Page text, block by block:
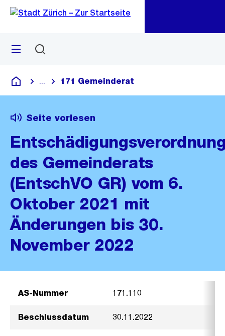
Navigation
Sprunglink
Menü
Deutsch
Blende alle Breadcrumbs ein
171 Gemeinderat
Seite vorlesen
des Gemeinderats
(EntschVO GR) vom 6.
Oktober 2021 mit
Änderungen bis 30.
November 2022
AS-Nummer 171.110
Beschlussdatum 30.11.2022